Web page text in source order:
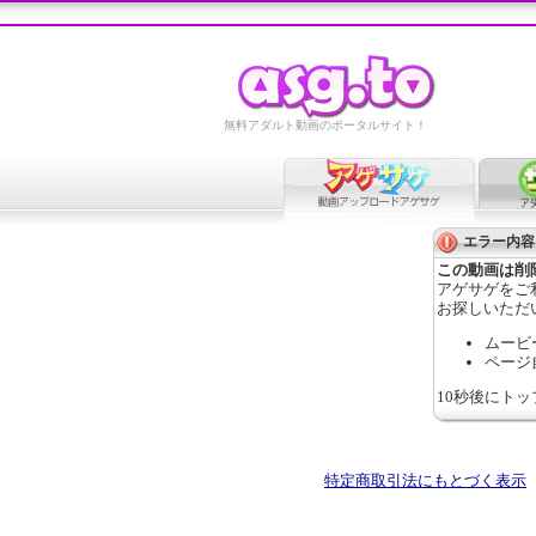
無料アダルト動画のポータルサイト！
エラー内容
この動画は削
アゲサゲをご
お探しいただ
ムービ
ページ
10秒後にト
特定商取引法にもとづく表示